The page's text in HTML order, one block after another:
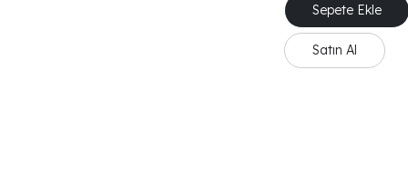
Sepete Ekle
Satın Al